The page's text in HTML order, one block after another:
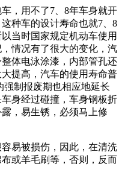
，用不了7、8年车身就开
种车的设计寿命也就7、8
当时国家规定机动车使用
情况有了很大的变化，汽
体电泳涂漆，内部管孔还
提高，汽车的使用寿命普
强制报废期也相应地延长
身经过碰撞，车身钢板折
，易生锈，必须马上修
易被损伤，因此，在清洗
或羊毛刷等，否则，反而